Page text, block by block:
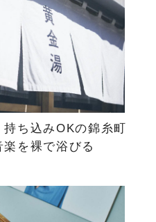
ち込みOKの錦糸町
楽を裸で浴びる